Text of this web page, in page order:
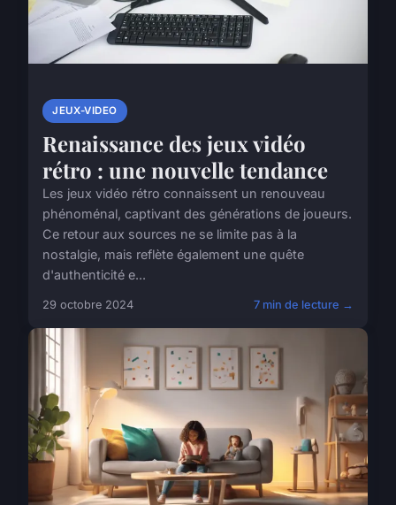
JEUX-VIDEO
Renaissance des jeux vidéo
rétro : une nouvelle tendance
Les jeux vidéo rétro connaissent un renouveau
phénoménal, captivant des générations de joueurs.
Ce retour aux sources ne se limite pas à la
nostalgie, mais reflète également une quête
d'authenticité e...
29 octobre 2024 7 min de lecture →